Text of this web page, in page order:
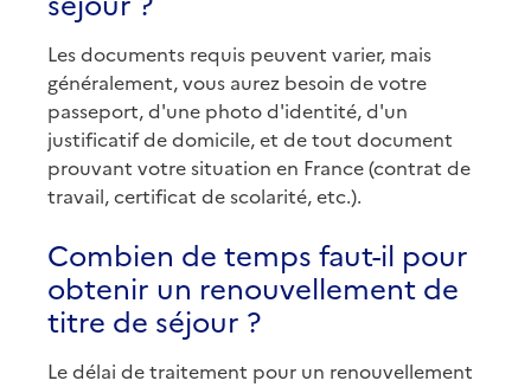
Les documents requis peuvent varier, mais
généralement, vous aurez besoin de votre
passeport, d'une photo d'identité, d'un
justificatif de domicile, et de tout document
prouvant votre situation en France (contrat de
travail, certificat de scolarité, etc.).
Combien de temps faut-il pour
obtenir un renouvellement de
titre de séjour ?
Le délai de traitement pour un renouvellement